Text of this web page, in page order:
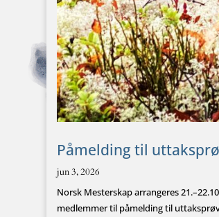
Påmelding til
jun 3, 2026
Norsk Mesterskap arrangeres
medlemmer til påmelding til